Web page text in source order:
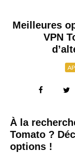
Meilleures
VPN
À la
Tomato ?
options !